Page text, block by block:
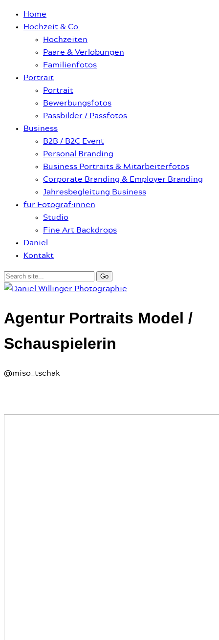
Home
Hochzeit & Co.
Hochzeiten
Paare & Verlobungen
Familienfotos
Portrait
Portrait
Bewerbungsfotos
Passbilder / Passfotos
Business
B2B / B2C Event
Personal Branding
Business Portraits & Mitarbeiterfotos
Corporate Branding & Employer Branding
Jahresbegleitung Business
für Fotograf:innen
Studio
Fine Art Backdrops
Daniel
Kontakt
Agentur Portraits Model /
Schauspielerin
@miso_tschak